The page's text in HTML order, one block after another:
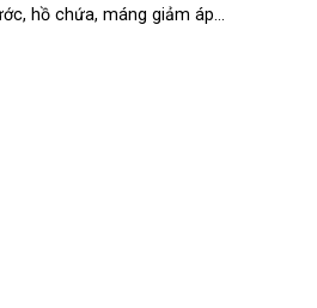
hồ chứa, máng giảm áp…